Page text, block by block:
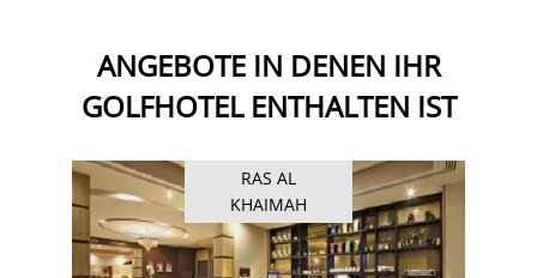
ANGEBOTE IN DENEN IHR
GOLFHOTEL ENTHALTEN IST
RAS AL
KHAIMAH